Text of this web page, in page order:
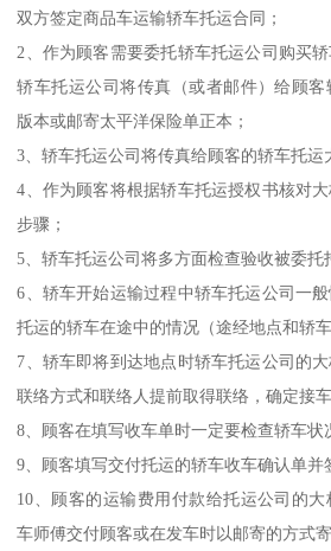
双方签定商品车运输轿车托运合同；
2、作为顾客需要委托轿车托运公司购买
轿车托运公司将传真（或者邮件）给顾
版本或邮寄太平洋保险单正本；
3、轿车托运公司将传真给顾客的轿车托运
4、作为顾客将根据轿车托运授权书核对
步骤；
5、轿车托运公司将多方面检查验收被委托
6、轿车开始运输过程中轿车托运公司一
托运的轿车在途中的情况（途经地点和轿
7、轿车即将到达地点时轿车托运公司的
联络方式和联络人提前取得联络，确定接
8、顾客在填写收车单时一定要检查轿车状
9、顾客填写交付托运的轿车收车确认单并
10、顾客的运输费用付款给托运公司的
车师傅交付顾客或在发车时以邮寄的方式